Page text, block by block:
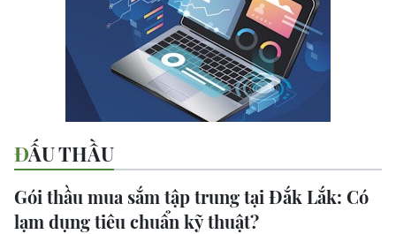
ĐẤU THẦU
Gói thầu mua sắm tập trung tại Đắk Lắk: Có
lạm dụng tiêu chuẩn kỹ thuật?